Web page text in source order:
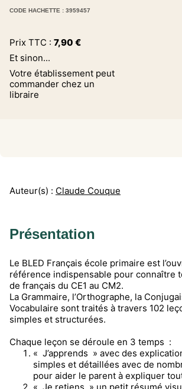
CODE HACHETTE : 3959457
Prix TTC : 7,90 €
Et sinon...
Votre établissement peut
commander chez un
libraire
Auteur(s) : Claude Couque
Présentation
Le BLED Français école primaire est
référence indispensable pour connaître
de français du CE1 au CM2.
La Grammaire, l’Orthographe, la
Vocabulaire sont traités à travers 102
simples et structurées.
Chaque leçon se déroule en 3 temps :
« J’apprends » avec des
simples et détaillées avec de
pour aider le parent à expliquer